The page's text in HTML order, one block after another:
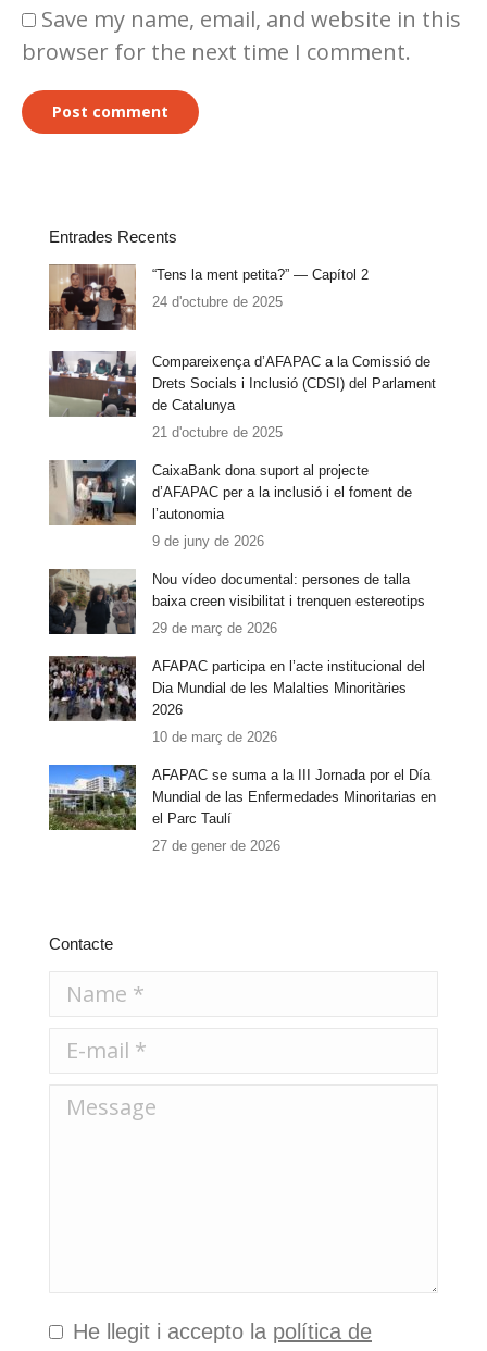
Save my name, email, and website in this
browser for the next time I comment.
Post comment
Entrades Recents
“Tens la ment petita?” — Capítol 2
24 d'octubre de 2025
Compareixença d’AFAPAC a la Comissió de
Drets Socials i Inclusió (CDSI) del Parlament
de Catalunya
21 d'octubre de 2025
CaixaBank dona suport al projecte
d’AFAPAC per a la inclusió i el foment de
l’autonomia
9 de juny de 2026
Nou vídeo documental: persones de talla
baixa creen visibilitat i trenquen estereotips
29 de març de 2026
AFAPAC participa en l’acte institucional del
Dia Mundial de les Malalties Minoritàries
2026
10 de març de 2026
AFAPAC se suma a la III Jornada por el Día
Mundial de las Enfermedades Minoritarias en
el Parc Taulí
27 de gener de 2026
Contacte
He llegit i accepto la política de